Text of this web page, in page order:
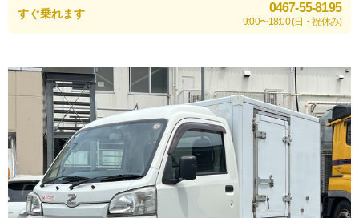
すぐ乗れます 0467-55-8195
9:00〜18:00 (日・祝休み)